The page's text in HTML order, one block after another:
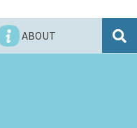
ABOUT